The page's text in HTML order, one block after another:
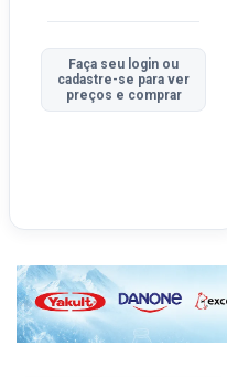
Faça seu login ou
cadastre-se para ver
preços e comprar